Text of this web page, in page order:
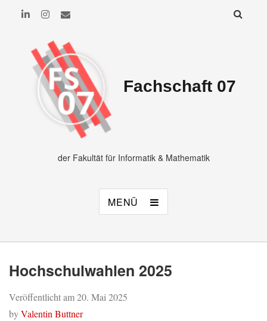
Fachschaft 07
der Fakultät für Informatik & Mathematik
MENÜ
Hochschulwahlen 2025
Veröffentlicht am20. Mai 2025
byValentin Buttner